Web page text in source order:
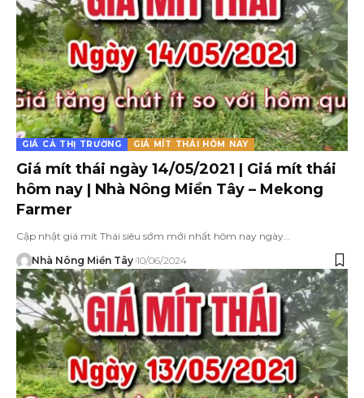
GIÁ CẢ THỊ TRƯỜNG GIÁ MÍT THÁI HÔM NAY
Giá mít thái ngày 14/05/2021 | Giá mít thái
hôm nay | Nhà Nông Miền Tây – Mekong
Farmer
Cập nhật giá mít Thái siêu sớm mới nhất hôm nay ngày…
Nhà Nông Miền Tây 10/06/2024